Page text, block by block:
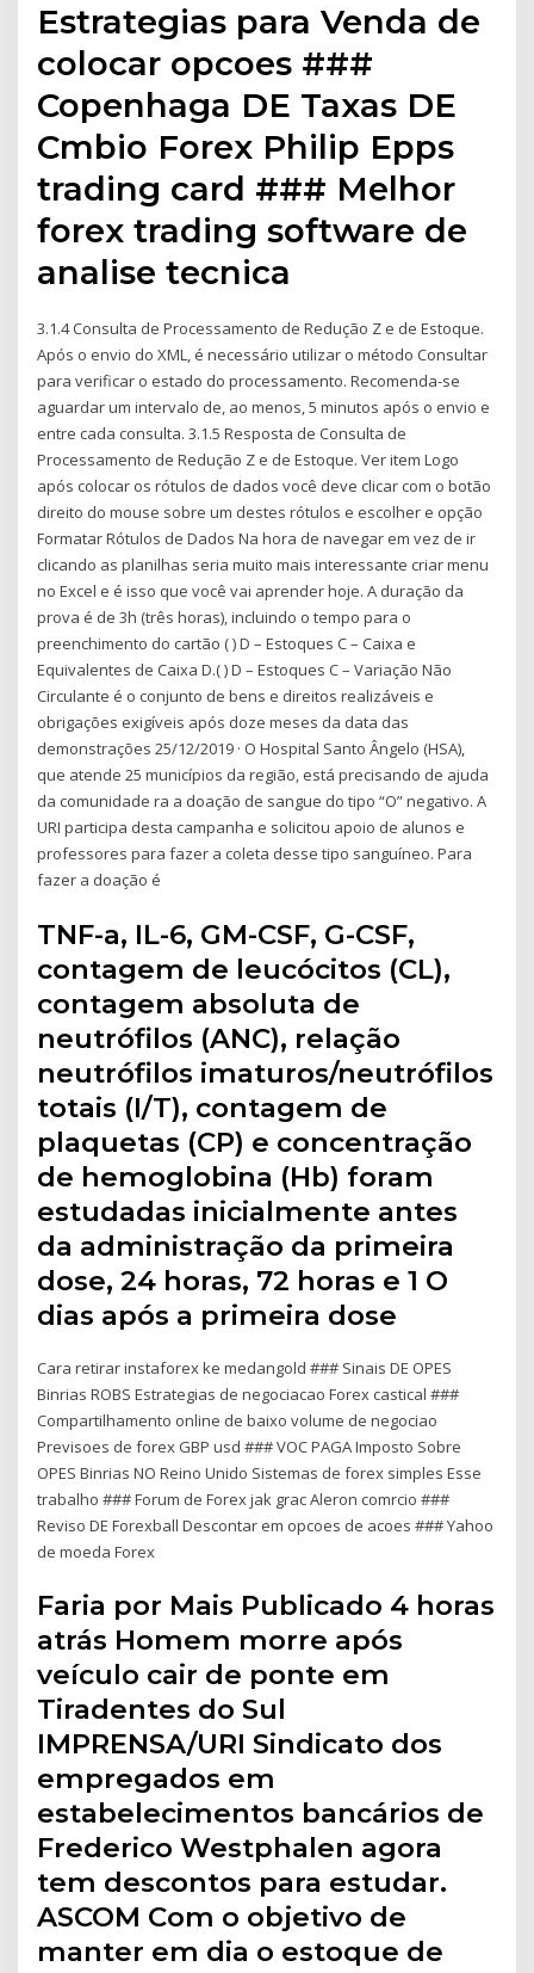
Estrategias para Venda de
colocar opcoes ###
Copenhaga DE Taxas DE
Cmbio Forex Philip Epps
trading card ### Melhor
forex trading software de
analise tecnica
3.1.4 Consulta de Processamento de Redução Z e de Estoque.
Após o envio do XML, é necessário utilizar o método Consultar
para verificar o estado do processamento. Recomenda-se
aguardar um intervalo de, ao menos, 5 minutos após o envio e
entre cada consulta. 3.1.5 Resposta de Consulta de
Processamento de Redução Z e de Estoque. Ver item Logo
após colocar os rótulos de dados você deve clicar com o botão
direito do mouse sobre um destes rótulos e escolher e opção
Formatar Rótulos de Dados Na hora de navegar em vez de ir
clicando as planilhas seria muito mais interessante criar menu
no Excel e é isso que você vai aprender hoje. A duração da
prova é de 3h (três horas), incluindo o tempo para o
preenchimento do cartão ( ) D – Estoques C – Caixa e
Equivalentes de Caixa D.( ) D – Estoques C – Variação Não
Circulante é o conjunto de bens e direitos realizáveis e
obrigações exigíveis após doze meses da data das
demonstrações 25/12/2019 · O Hospital Santo Ângelo (HSA),
que atende 25 municípios da região, está precisando de ajuda
da comunidade ra a doação de sangue do tipo “O” negativo. A
URI participa desta campanha e solicitou apoio de alunos e
professores para fazer a coleta desse tipo sanguíneo. Para
fazer a doação é
TNF-a, IL-6, GM-CSF, G-CSF,
contagem de leucócitos (CL),
contagem absoluta de
neutrófilos (ANC), relação
neutrófilos imaturos/neutrófilos
totais (I/T), contagem de
plaquetas (CP) e concentração
de hemoglobina (Hb) foram
estudadas inicialmente antes
da administração da primeira
dose, 24 horas, 72 horas e 1 O
dias após a primeira dose
Cara retirar instaforex ke medangold ### Sinais DE OPES
Binrias ROBS Estrategias de negociacao Forex castical ###
Compartilhamento online de baixo volume de negociao
Previsoes de forex GBP usd ### VOC PAGA Imposto Sobre
OPES Binrias NO Reino Unido Sistemas de forex simples Esse
trabalho ### Forum de Forex jak grac Aleron comrcio ###
Reviso DE Forexball Descontar em opcoes de acoes ### Yahoo
de moeda Forex
Faria por Mais Publicado 4 horas
atrás Homem morre após
veículo cair de ponte em
Tiradentes do Sul
IMPRENSA/URI Sindicato dos
empregados em
estabelecimentos bancários de
Frederico Westphalen agora
tem descontos para estudar.
ASCOM Com o objetivo de
manter em dia o estoque de